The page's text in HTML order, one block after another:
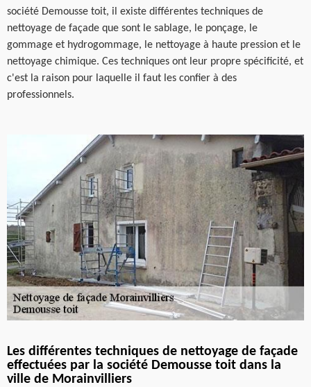
société Demousse toit, il existe différentes techniques de
nettoyage de façade que sont le sablage, le ponçage, le
gommage et hydrogommage, le nettoyage à haute pression et le
nettoyage chimique. Ces techniques ont leur propre spécificité, et
c'est la raison pour laquelle il faut les confier à des
professionnels.
Les différentes techniques de nettoyage de façade
effectuées par la société Demousse toit dans la
ville de Morainvilliers